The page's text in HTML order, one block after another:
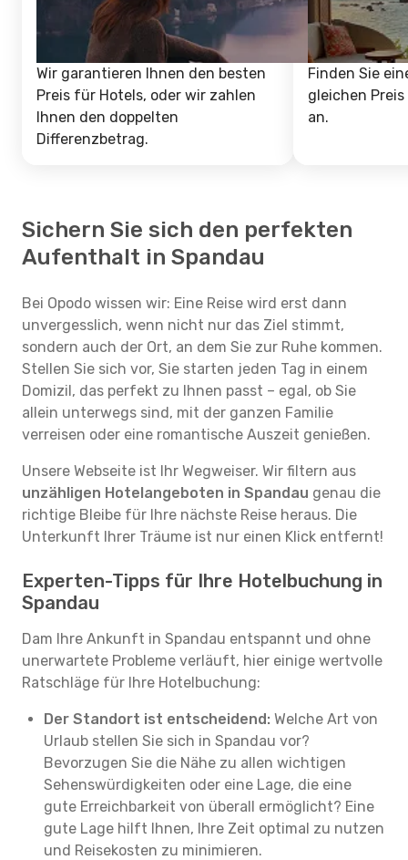
Wir garantieren Ihnen den besten
Preis für Hotels, oder wir zahlen
Ihnen den doppelten
Differenzbetrag.
Finden Sie
gleichen
an.
Sichern Sie sich den perfekten
Aufenthalt in Spandau
Bei Opodo wissen wir: Eine Reise wird erst dann
unvergesslich, wenn nicht nur das Ziel stimmt,
sondern auch der Ort, an dem Sie zur Ruhe kommen.
Stellen Sie sich vor, Sie starten jeden Tag in einem
Domizil, das perfekt zu Ihnen passt – egal, ob Sie
allein unterwegs sind, mit der ganzen Familie
verreisen oder eine romantische Auszeit genießen.
Unsere Webseite ist Ihr Wegweiser. Wir filtern aus
unzähligen Hotelangeboten in Spandau genau die
richtige Bleibe für Ihre nächste Reise heraus. Die
Unterkunft Ihrer Träume ist nur einen Klick entfernt!
Experten-Tipps für Ihre Hotelbuchung in
Spandau
Dam Ihre Ankunft in Spandau entspannt und ohne
unerwartete Probleme verläuft, hier einige wertvolle
Ratschläge für Ihre Hotelbuchung:
Der Standort ist entscheidend: Welche Art von
Urlaub stellen Sie sich in Spandau vor?
Bevorzugen Sie die Nähe zu allen wichtigen
Sehenswürdigkeiten oder eine Lage, die eine
gute Erreichbarkeit von überall ermöglicht? Eine
gute Lage hilft Ihnen, Ihre Zeit optimal zu nutzen
und Reisekosten zu minimieren.